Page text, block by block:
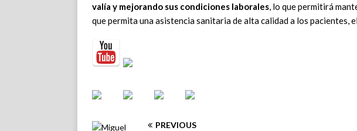
valía y mejorando sus condiciones laborales, lo que permitirá
que permita una asistencia sanitaria de alta calidad a los pacientes,
PREVIOUS